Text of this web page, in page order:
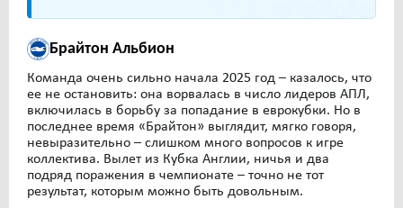
Брайтон Альбион
Команда очень сильно начала 2025 год – казалось, что
ее не остановить: она ворвалась в число лидеров АПЛ,
включилась в борьбу за попадание в еврокубки. Но в
последнее время «Брайтон» выглядит, мягко говоря,
невыразительно – слишком много вопросов к игре
коллектива. Вылет из Кубка Англии, ничья и два
подряд поражения в чемпионате – точно не тот
результат, которым можно быть довольным.